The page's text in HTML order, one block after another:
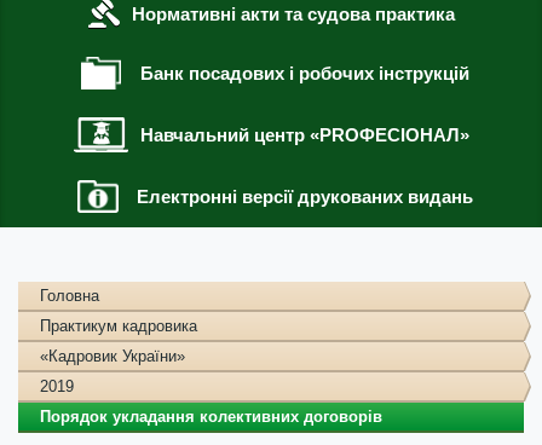
Нормативні акти та судова практика
Банк посадових і робочих інструкцій
Навчальний центр «PROФЕСІОНАЛ»
Електронні версії друкованих видань
Головна
Практикум кадровика
«Кадровик України»
2019
Порядок укладання колективних договорів